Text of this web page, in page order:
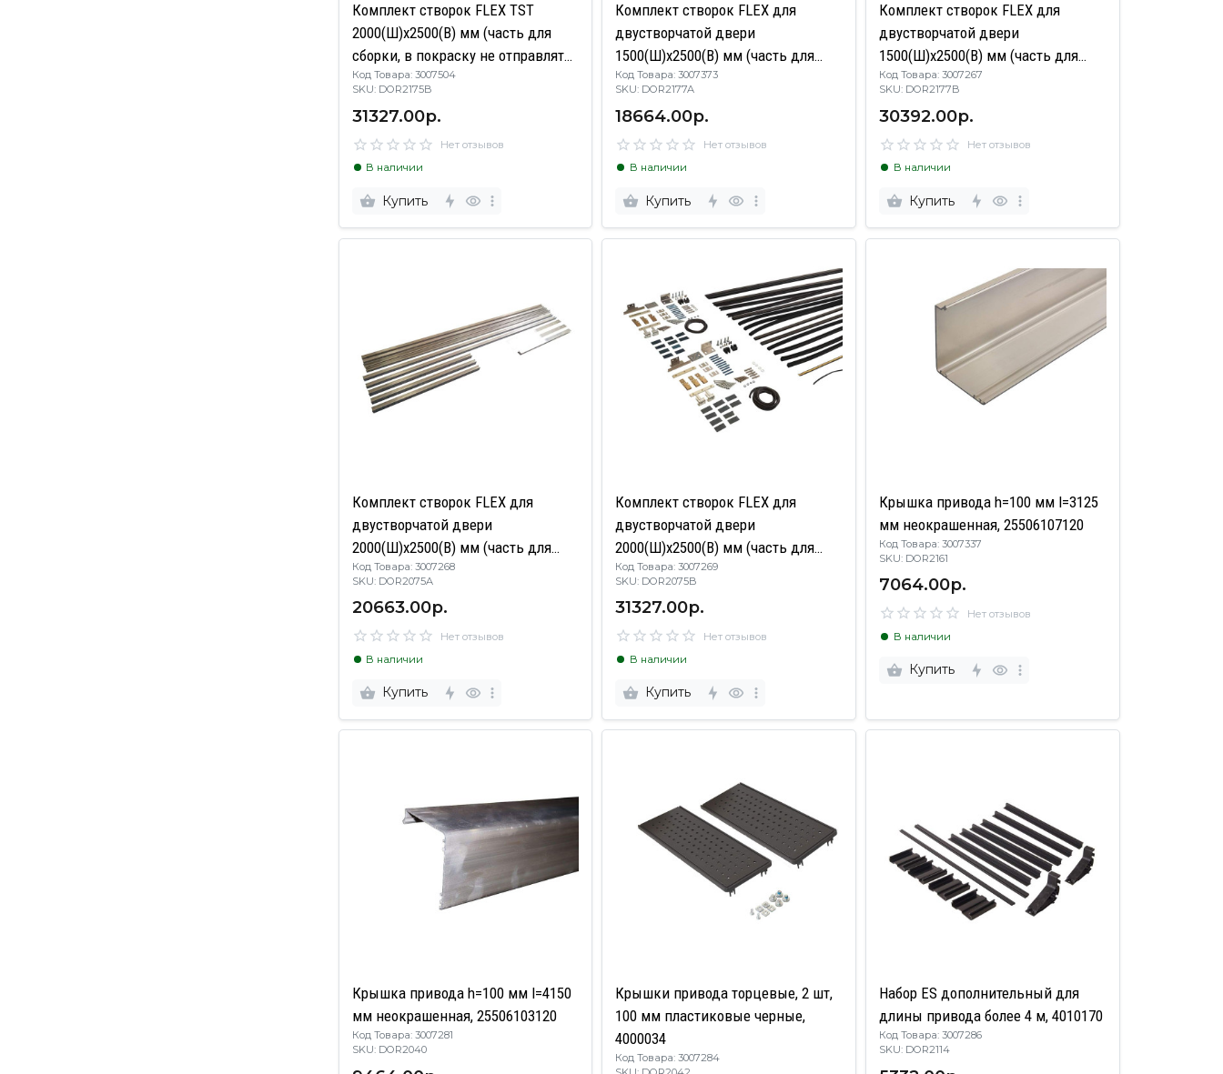
Комплект створок FLEX TST
2000(Ш)x2500(В) мм (часть для
сборки, в покраску не отправлять,
необходима комплектация
заполнений - стекло, 8 мм,
стеклопакет 22 мм, без стекла, 80
Код Товара: 3007504
SKU: DOR2175B
31327.00р.
Нет отзывов
В наличии
Купить
Комплект створок FLEX для
двустворчатой двери
1500(Ш)х2500(В) мм (часть для
покраски, необходима
DOR2177B), для заполнений -
стекло, 8 мм, стеклопакет 22 мм,
без стекла, 8020222
Код Товара: 3007373
SKU: DOR2177A
18664.00р.
Нет отзывов
В наличии
Купить
Комплект створок FLEX для
двустворчатой двери
1500(Ш)х2500(В) мм (часть для
сборки, в покраску не отправлять,
артикулом DOR2177A), для
заполнений - стекло, 8 мм,
стеклопакет 2
Код Товара: 3007267
SKU: DOR2177B
30392.00р.
Нет отзывов
В наличии
Купить
Комплект створок FLEX для
двустворчатой двери
2000(Ш)x2500(В) мм (часть для
покраски, необходима
DOR2075B), для заполнений -
стекло, 8 мм, стеклопакет 22 мм,
без стекла, 8020216)
Код Товара: 3007268
SKU: DOR2075A
20663.00р.
Нет отзывов
В наличии
Купить
Комплект створок FLEX для
двустворчатой двери
2000(Ш)х2500(В) мм (часть для
сборки, в покраску не отправлять,
артикулом DOR2075A), для
заполнений - стекло, 8 мм,
стеклопакет 22 мм, без стекла,
8020217)
Код Товара: 3007269
SKU: DOR2075B
31327.00р.
Нет отзывов
В наличии
Купить
Крышка привода h=100 мм l=3125
мм неокрашенная, 25506107120
Код Товара: 3007337
SKU: DOR2161
7064.00р.
Нет отзывов
В наличии
Купить
Крышка привода h=100 мм l=4150
мм неокрашенная, 25506103120
Код Товара: 3007281
SKU: DOR2040
Крышки привода торцевые, 2 шт,
100 мм пластиковые черные,
4000034
Код Товара: 3007284
Набор ES дополнительный для
длины привода более 4 м, 4010170
Код Товара: 3007286
SKU: DOR2114